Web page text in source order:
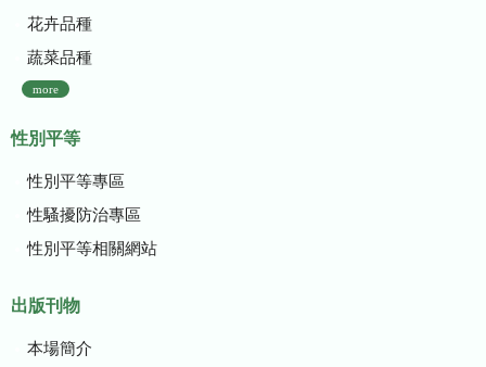
花卉品種
蔬菜品種
more
性別平等
性別平等專區
性騷擾防治專區
性別平等相關網站
出版刊物
本場簡介